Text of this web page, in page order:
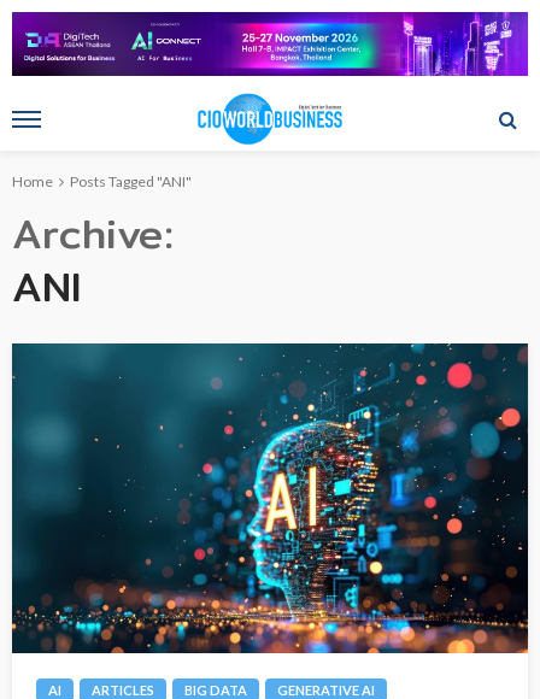
Home Posts Tagged "ANI"
Archive
ANI
AI ARTICLES BIG DATA GENERATIVE AI